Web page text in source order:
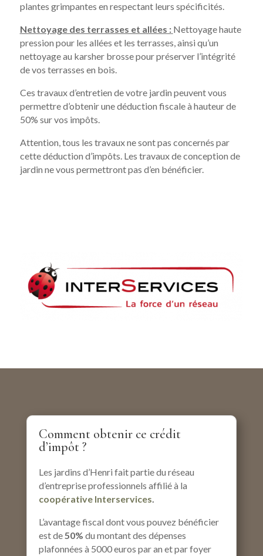
plantes grimpantes en respectant leurs spécificités.
Nettoyage des terrasses et allées : Nettoyage haute
pression pour les allées et les terrasses, ainsi qu’un
nettoyage au karsher brosse pour préserver l’intégrité
de vos terrasses en bois.
Ces travaux d’entretien de votre jardin peuvent vous
permettre d’obtenir une déduction fiscale à hauteur de
50% sur vos impôts.
Attention, tous les travaux ne sont pas concernés par
cette déduction d’impôts. Les travaux de conception de
jardin ne vous permettront pas d’en bénéficier.
Comment obtenir ce crédit
d’impôt ?
Les jardins d’Henri fait partie du réseau
d’entreprise professionnels affilié à la
coopérative Interservices.
L’avantage fiscal dont vous pouvez bénéficier
est de50% du montant des dépenses
plafonnées à 5000 euros par an et par foyer